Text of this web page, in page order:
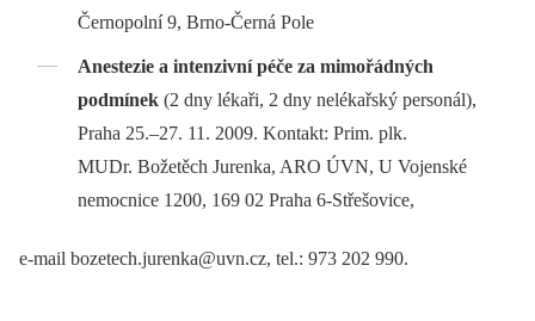
Černopolní 9, Brno-Černá Pole
Anestezie a intenzivní péče za mimořádných
podmínek(2 dny lékaři, 2 dny nelékařský personál),
Praha 25.–27. 11. 2009. Kontakt: Prim. plk.
MUDr. Božetěch Jurenka, ARO ÚVN, U Vojenské
nemocnice 1200, 169 02 Praha 6-Střešovice,
e-mail bozetech.jurenka@uvn.cz, tel.: 973 202 990.